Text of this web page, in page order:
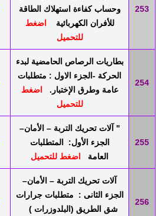
253
وحساب كفاءة استهلاك الطاقة
للأفران الكهربائية
اضغط
للتحميل
254
بطاريات الرصاص الحامضية لبدء
الحركة -الجزء الاول : متطلبات
عامة وطرق الإختبار.
اضغط
للتحميل
255
" آلات تحريك التربة – الأمان–
الجزء الأول: المتطلبات
العامة
اضغط للتحميل
256
آلات تحريك التربة – الأمان–
الجزء الثانى : متطلبات جرارات
شق الطريق (البلدوزرات )